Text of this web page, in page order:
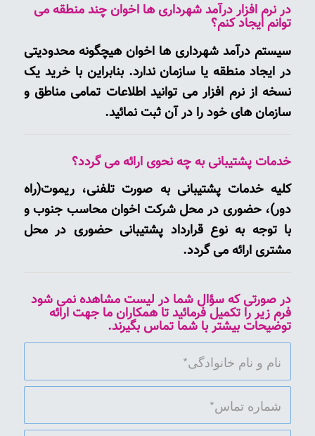
در نرم افزار درآمد شهرداری ها اخوان چند منطقه می
توانم ایجاد کنم؟
سیستم درآمد شهرداری ها اخوان هیچگونه محدودیتی
در ایجاد منطقه یا سازمان ندارد. بنابراین با خرید یک
نسخه از نرم افزار می توانید اطلاعات تمامی مناطق و
سازمان های خود را در آن ثبت نمائید.
خدمات پشتیبانی به چه نحوی ارائه می گردد؟
کلیه خدمات پشتیبانی به صورت تلفنی، ریموت(راه
دور)، حضوری در محل شرکت اخوان محاسب جنوب و
با توجه به نوع قرارداد پشتیبانی حضوری در محل
مشتری ارائه می گردد.
در صورتی که سؤال شما در لیست مشاهده نمی شود
فرم زیر را تکمیل فرمائید تا همکاران ما جهت ارائه
توضیحات بیشتر با شما تماس بگیرند.